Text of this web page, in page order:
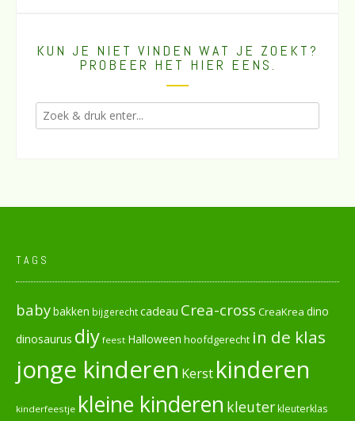
KUN JE NIET VINDEN WAT JE ZOEKT?
PROBEER HET HIER EENS.
TAGS
babybakken bijgerechtcadeau Crea-cross CreaKrea dino
dinosaurus diy feest Halloween hoofdgerecht in de klas
jonge kinderen Kerst kinderen
kinderfeestje kleine kinderen kleuterkleuterklas